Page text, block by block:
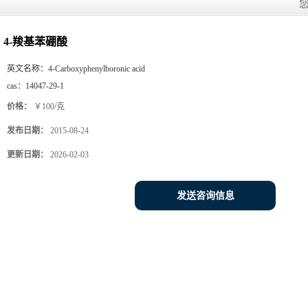
4-羧基苯硼酸
英文名称： 4-Carboxyphenylboronic acid
cas： 14047-29-1
价格： ￥100/克
发布日期： 2015-08-24
更新日期： 2026-02-03
发送咨询信息